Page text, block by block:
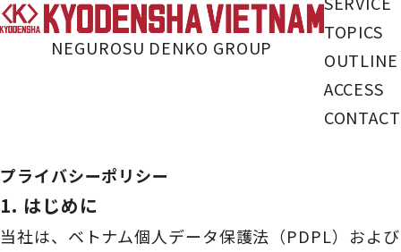
NEGUROSU DENKO GROUP
TOPICS
OUTLINE
ACCESS
CONTACT
プライバシーポリシー
1. はじめに
当社は、ベトナム個人データ保護法（PDPL）および